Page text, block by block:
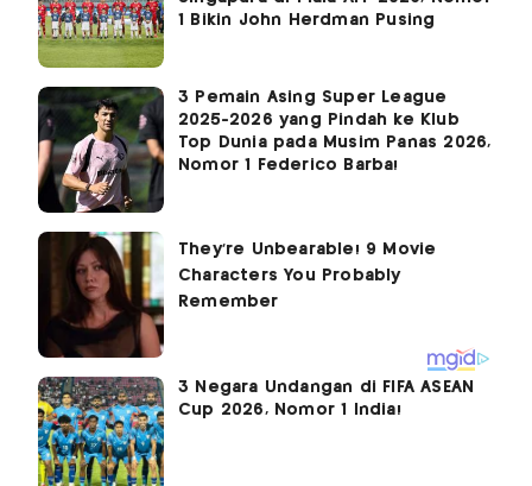
1 Bikin John Herdman Pusing
3 Pemain Asing Super League
2025-2026 yang Pindah ke Klub
Top Dunia pada Musim Panas 2026,
Nomor 1 Federico Barba!
3 Negara Undangan di FIFA ASEAN
Cup 2026, Nomor 1 India!